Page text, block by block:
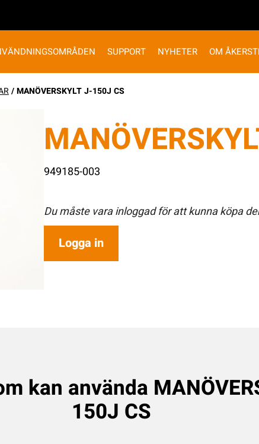
SUPPORT NYHETER OM
/ MANÖVERSKYLT J-150J CS
949185-003
Du måste vara inloggad för att kunna köpa
Logga in
kan använda
150J CS